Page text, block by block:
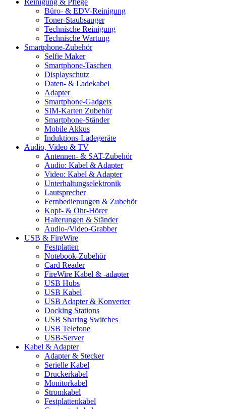
Reinigung & Pflege
Büro- & EDV-Reinigung
Toner-Staubsauger
Technische Reinigung
Technische Wartung
Smartphone-Zubehör
Selfie Maker
Smartphone-Taschen
Displayschutz
Daten- & Ladekabel
Adapter
Smartphone-Gadgets
SIM-Karten Zubehör
Smartphone-Ständer
Mobile Akkus
Induktions-Ladegeräte
Audio, Video & TV
Antennen- & SAT-Zubehör
Audio: Kabel & Adapter
Video: Kabel & Adapter
Unterhaltungselektronik
Lautsprecher
Fernbedienungen & Zubehör
Kopf- & Ohr-Hörer
Halterungen & Ständer
Audio-/Video-Grabber
USB & FireWire
Festplatten
Notebook-Zubehör
Card Reader
FireWire Kabel & -adapter
USB Hubs
USB Kabel
USB Adapter & Konverter
Docking Stations
USB Sharing Switches
USB Telefone
USB-Server
Kabel & Adapter
Adapter & Stecker
Serielle Kabel
Druckerkabel
Monitorkabel
Stromkabel
Festplattenkabel